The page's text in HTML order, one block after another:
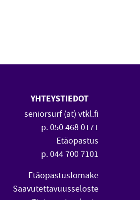
YHTEYSTIEDOT
seniorsurf (at) vtkl.fi
p. 050 468 0171
Etäopastus
p. 044 700 7101
Etäopastuslomake
Saavutettavuusseloste